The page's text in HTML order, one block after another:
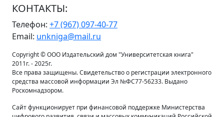
КОНТАКТЫ:
Телефон: +7 (967) 097-40-77
Email: unkniga@mail.ru
Copyright © ООО Издательский дом "Университетская книга"
2011г. - 2025г.
Все права защищены. Свидетельство о регистрации электронного
средства массовой информации Эл №ФС77-56233. Выдано
Роскомнадзором.
Сайт функционирует при финансовой поддержке Министерства